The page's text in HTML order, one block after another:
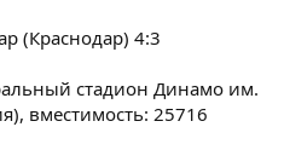
(Краснодар) 4:3
стадион Динамо им.
вместимость: 25716